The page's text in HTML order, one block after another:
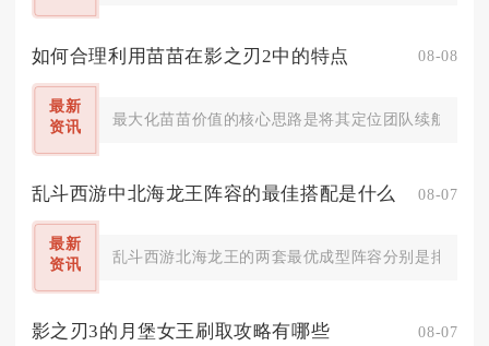
如何合理利用苗苗在影之刃2中的特点 08-08
最新
资讯
最大化苗苗价值的核心思路是将其定位团队续航辅
乱斗西游中北海龙王阵容的最佳搭配是什么 08-07
最新
资讯
乱斗西游北海龙王的两套最优成型阵容分别是排行
影之刃3的月堡女王刷取攻略有哪些 08-07